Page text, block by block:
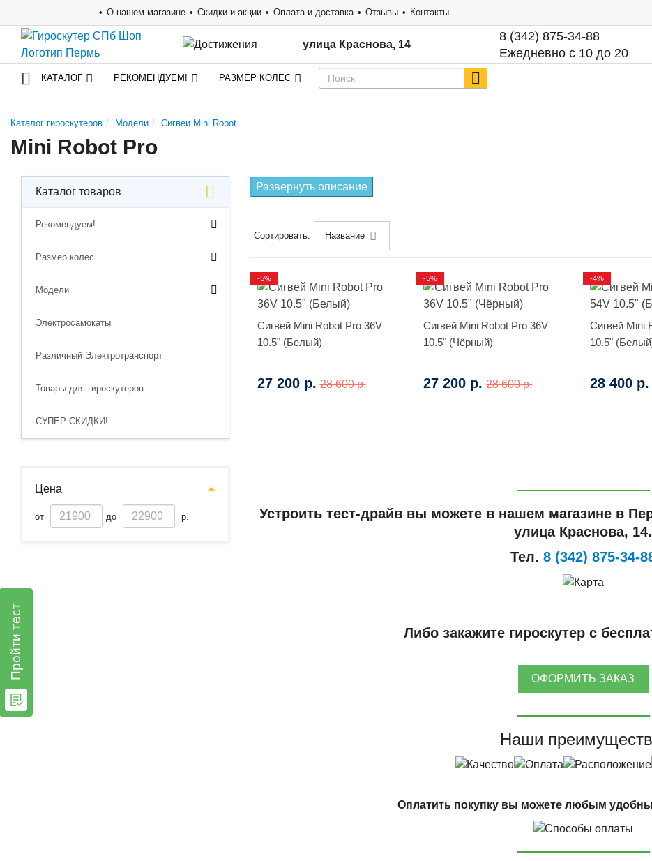
О нашем магазине Скидки и акции Оплата и доставка Отзывы Контакты
улица Краснова, 14
8 (342) 875-34-88
Ежедневно с 10 до 20
КАТАЛОГ РЕКОМЕНДУЕМ! РАЗМЕР КОЛЁС
Каталог гироскутеров Модели Сигвеи Mini Robot
Mini Robot Pro
Каталог товаров
Рекомендуем!
Размер колес
Модели
Электросамокаты
Различный Электротранспорт
Товары для гироскутеров
СУПЕР СКИДКИ!
Цена
от до р.
Развернуть описание
Сортировать: Название
Сигвей Mini Robot Pro 36V
10.5" (Белый)
27 200 р. 28 600 р.
-5%
Сигвей Mini Robot Pro 36V
10.5" (Чёрный)
27 200 р. 28 600 р.
-5%
Сигвей Mini
10.5"
28 400 р.
-4%
Устроить тест-драйв вы можете в нашем магазине в
улица Краснова, 14.
Тел.8 (342) 875-34-
Либо закажите гироскутер с
ОФОРМИТЬ ЗАКАЗ
Наши
Оплатить покупку вы можете любым
Пройти тест